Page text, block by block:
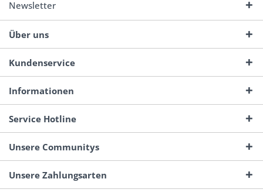
Newsletter
Über uns
Kundenservice
Informationen
Service Hotline
Unsere Communitys
Unsere Zahlungsarten